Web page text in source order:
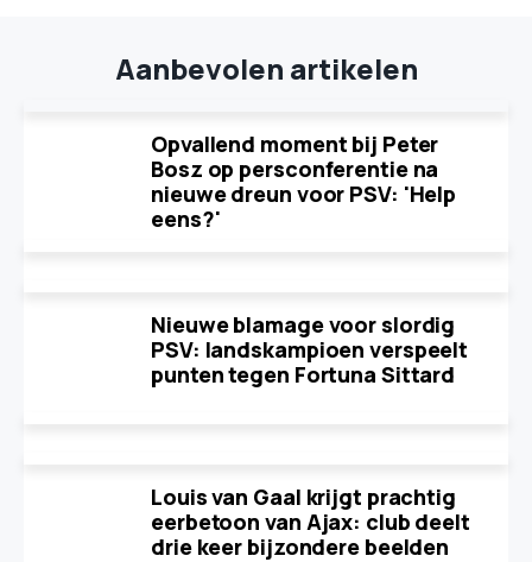
Aanbevolen artikelen
Opvallend moment bij Peter
Bosz op persconferentie na
nieuwe dreun voor PSV: 'Help
eens?'
Nieuwe blamage voor slordig
PSV: landskampioen verspeelt
punten tegen Fortuna Sittard
Louis van Gaal krijgt prachtig
eerbetoon van Ajax: club deelt
drie keer bijzondere beelden